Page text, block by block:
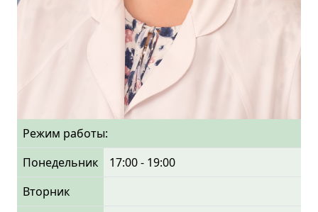
Режим работы:
Понедельник
17:00 - 19:00
Вторник